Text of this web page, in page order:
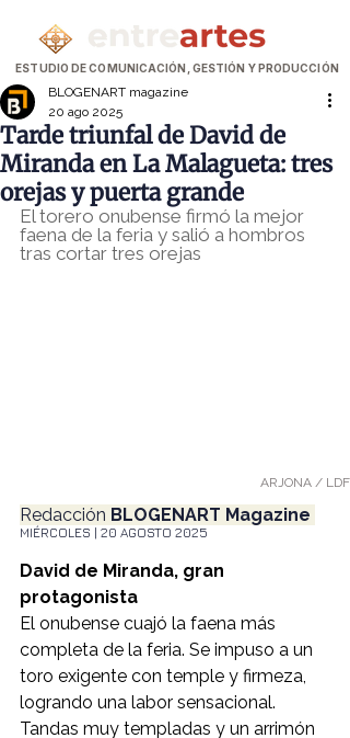
ESTUDIO DE COMUNICACIÓN, GESTIÓN Y PRODUCCIÓN
Tarde triunfal de David de
Miranda en La Malagueta: tres
orejas y puerta grande
BLOGENART magazine
20 ago 2025
El torero onubense firmó la mejor
faena de la feria y salió a hombros
tras cortar tres orejas
ARJONA / LDF
Redacción BLOGENART Magazine
MIÉRCOLES | 20 AGOSTO 2025
David de Miranda, gran
protagonista
El onubense cuajó la faena más
completa de la feria. Se impuso a un
toro exigente con temple y firmeza,
logrando una labor sensacional.
Tandas muy templadas y un arrimón